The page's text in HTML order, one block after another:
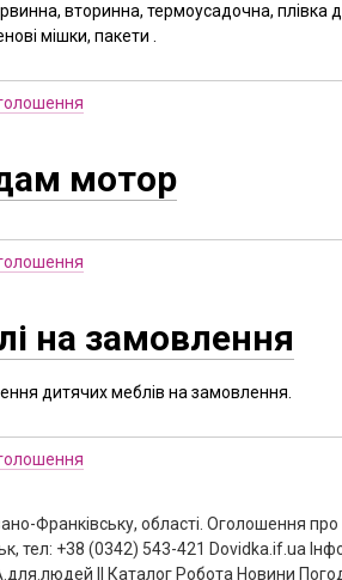
вторинна, термоусадочна, плівка
мішки, пакети .
мотор
на замовлення
дитячих меблів на замовлення.
Франківську, області. Оголошення
тел: +38 (0342) 543-421 Dovidka.if.ua
|| Каталог Робота Новини